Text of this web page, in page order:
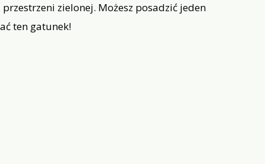
zielonej. Możesz posadzić jeden
ten gatunek!